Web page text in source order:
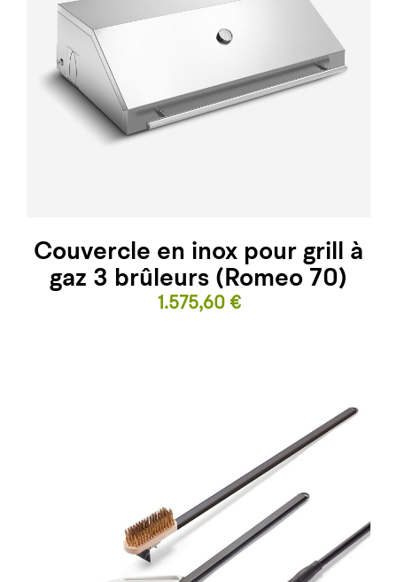
Couvercle en inox pour grill à
gaz 3 brûleurs (Romeo 70)
Prix
1.575,60 €